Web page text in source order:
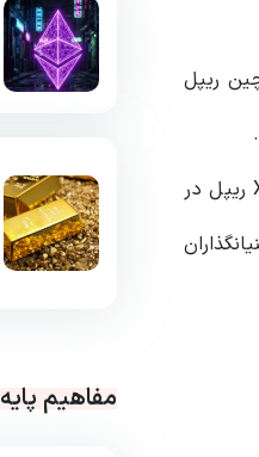
ریپل
کمیسیون بورس در درخواست تجدیدنظر خود از دادگاه خواست تا تصمیمات خود را در مورد فروش XRP ریپل در
مفاهیم پایه